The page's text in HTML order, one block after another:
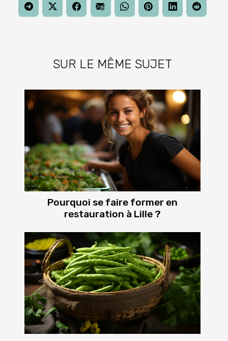
SUR LE MÊME SUJET
Pourquoi se faire former en
restauration à Lille ?